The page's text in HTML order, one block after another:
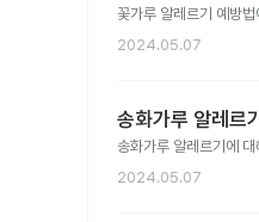
꽃가루 알레르기 예방
2024.05.07
송화가루 알레르
송화가루 알레르기에
2024.05.07